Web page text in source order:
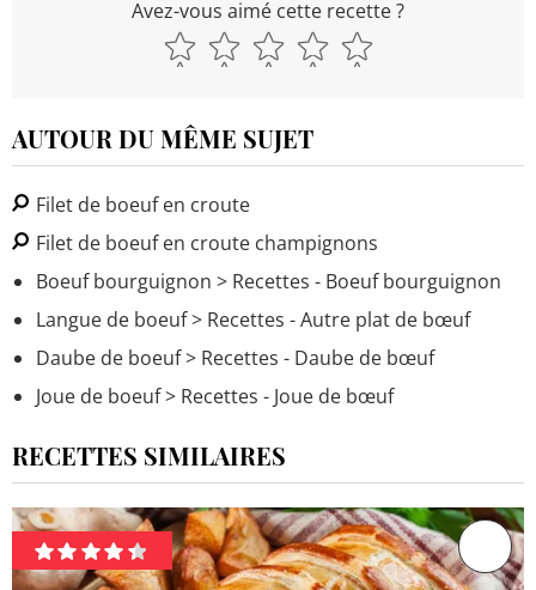
Avez-vous aimé cette recette ?
AUTOUR DU MÊME SUJET
Filet de boeuf en croute
Filet de boeuf en croute champignons
Boeuf bourguignon > Recettes - Boeuf bourguignon
Langue de boeuf> Recettes - Autre plat de bœuf
Daube de boeuf> Recettes - Daube de bœuf
Joue de boeuf> Recettes - Joue de bœuf
RECETTES SIMILAIRES